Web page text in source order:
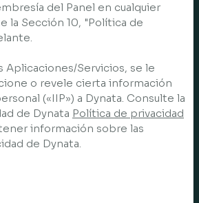
del Panel en cualquier
la Sección 10, "Política de
Aplicaciones/Servicios, se le
o revele cierta información
(«IIP») a Dynata. Consulte la
de Dynata Política de privacidad
información sobre las
de Dynata.